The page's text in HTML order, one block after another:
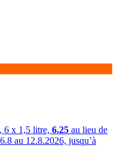
6 x 1,5 litre, 6.25 au lieu de
au 12.8.2026, jusqu’à